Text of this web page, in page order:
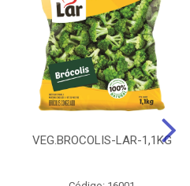
VEG.BROCOLIS-LAR-1,1KG